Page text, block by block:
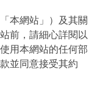
本網站」）及其關
前，請細心詳閱以
用本網站的任何部
並同意接受其約